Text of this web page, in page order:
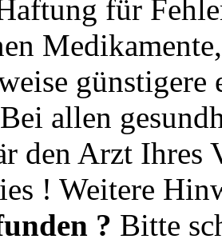
für
allen
den Arzt Ihres
! Weitere
? Bitte